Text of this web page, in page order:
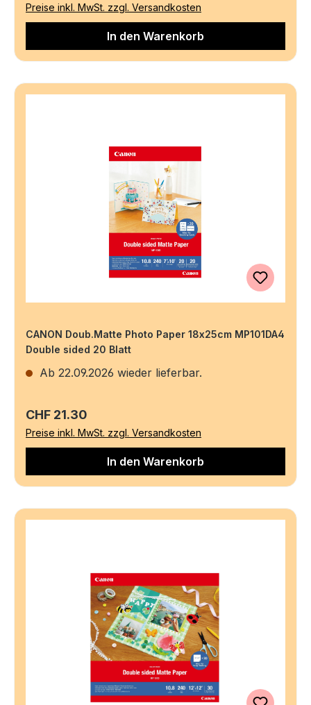
Preise inkl. MwSt. zzgl. Versandkosten
In den Warenkorb
CANON Doub.Matte Photo Paper 18x25cm MP101DA4
Double sided 20 Blatt
Ab 22.09.2026 wieder lieferbar.
Regulärer Preis:
CHF 21.30
Preise inkl. MwSt. zzgl. Versandkosten
In den Warenkorb